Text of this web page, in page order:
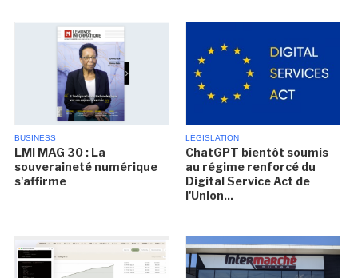
BUSINESS
LMI MAG 30 : La
souveraineté numérique
s'affirme
LÉGISLATION
ChatGPT bientôt soumis
au régime renforcé du
Digital Service Act de
l'Union...